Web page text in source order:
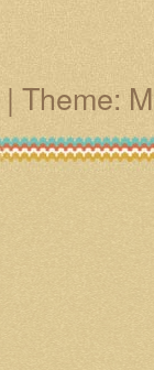
| Theme: